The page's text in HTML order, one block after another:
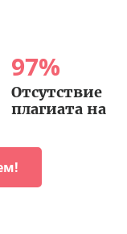
97%
Отсутствие
плагиата на